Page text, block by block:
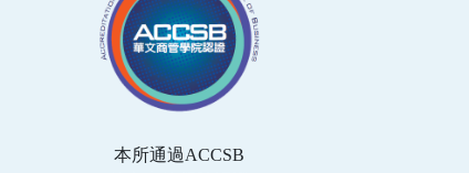
本所通過ACCSB